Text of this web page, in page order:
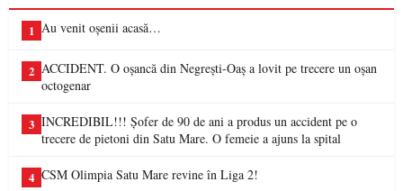
1 Au venit oșenii acasă…
2 ACCIDENT. O oșancă din Negrești-Oaș a lovit pe trecere un oșan
octogenar
3 INCREDIBIL!!! Șofer de 90 de ani a produs un accident pe o
trecere de pietoni din Satu Mare. O femeie a ajuns la spital
4 CSM Olimpia Satu Mare revine în Liga 2!